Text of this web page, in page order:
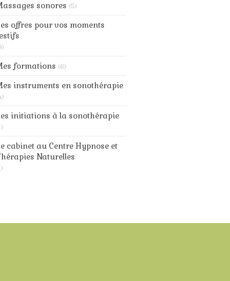
sonores (5)
offres pour vos moments
formations (6)
instruments en sonothérapie
initiations à la sonothérapie
cabinet au Centre Hypnose et
Naturelles